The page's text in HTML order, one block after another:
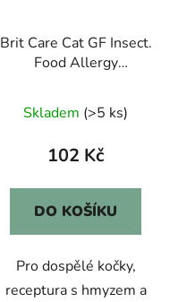
Brit Care Cat GF Insect.
Food Allergy
Skladem (>5 ks)
102 Kč
DO KOŠÍKU
Pro dospělé kočky,
receptura s hmyzem a